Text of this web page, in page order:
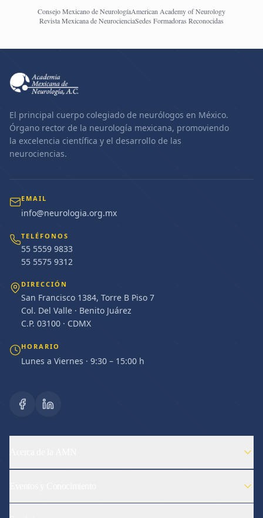
Consejo Mexicano de NeurologíaAmerican Academy of Neurology
Revista Mexicana de NeurocienciaSedes Formadoras Reconocidas
El principal cuerpo colegiado de neurólogos en México.
Órgano rector de la neurología mexicana, promoviendo
la excelencia científica y el desarrollo de las
neurociencias.
EMAIL
info@neurologia.org.mx
TELÉFONOS
55 5559 9833
55 5575 9312
DIRECCIÓN
San Francisco 1384, Torre B Piso 7
Col. Del Valle · Benito Juárez
C.P. 03100 · CDMX
HORARIO
Lunes a Viernes · 9:30 – 15:00 h